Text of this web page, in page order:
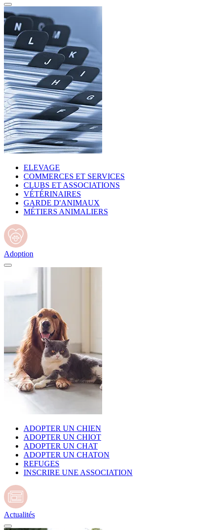
ELEVAGE
COMMERCES ET SERVICES
CLUBS ET ASSOCIATIONS
VÉTÉRINAIRES
GARDE D'ANIMAUX
MÉTIERS ANIMALIERS
Adoption
ADOPTER UN CHIEN
ADOPTER UN CHIOT
ADOPTER UN CHAT
ADOPTER UN CHATON
REFUGES
INSCRIRE UNE ASSOCIATION
Actualités